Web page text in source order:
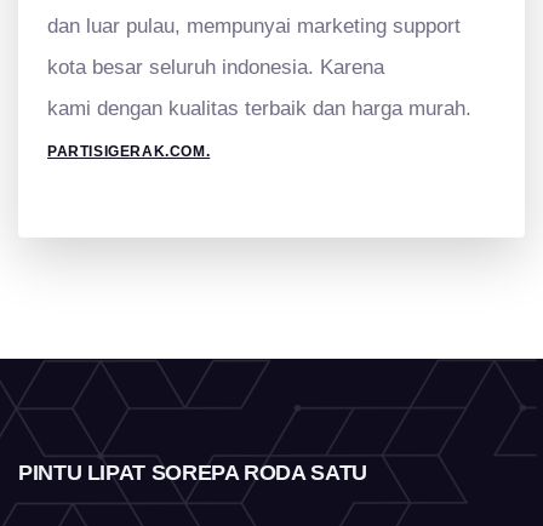
dan luar pulau, mempunyai marketing support
kota besar seluruh indonesia. Karena
kami dengan kualitas terbaik dan harga murah.
PARTISIGERAK.COM.
PINTU LIPAT SOREPA RODA SATU